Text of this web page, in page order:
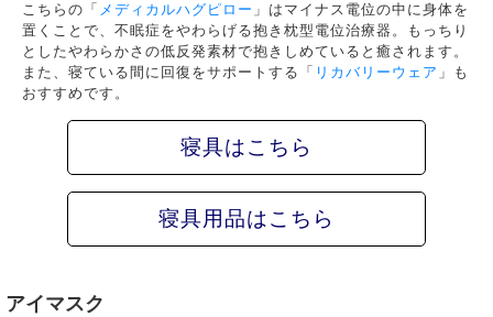
こちらの「 メディカルハグピロー 」はマイナス電位の中に身体を
置くことで、不眠症をやわらげる抱き枕型電位治療器。もっちり
としたやわらかさの低反発素材で抱きしめていると癒されます。
また、寝ている間に回復をサポートする「 リカバリーウェア 」も
おすすめです。
寝具はこちら
寝具用品はこちら
アイマスク